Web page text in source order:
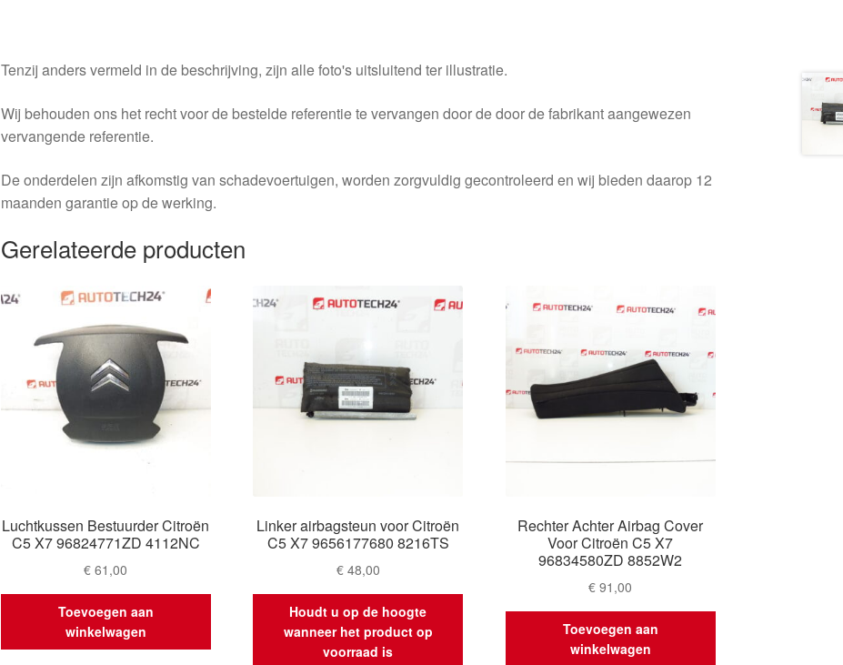
Tenzij anders vermeld in de beschrijving, zijn alle foto's uitsluitend ter illustratie.
Wij behouden ons het recht voor de bestelde referentie te vervangen door de door de fabrikant aangewezen
vervangende referentie.
De onderdelen zijn afkomstig van schadevoertuigen, worden zorgvuldig gecontroleerd en wij bieden daarop 12
maanden garantie op de werking.
Gerelateerde producten
Luchtkussen Bestuurder Citroën
C5 X7 96824771ZD 4112NC
€ 61,00
Toevoegen aan
winkelwagen
Linker airbagsteun voor Citroën
C5 X7 9656177680 8216TS
€48,00
Houdt u op de hoogte
wanneer het product op
voorraad is
Rechter Achter Airbag Cover
Voor Citroën C5 X7
96834580ZD 8852W2
€ 91,00
Toevoegen aan
winkelwagen